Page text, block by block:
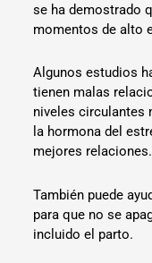
se ha demostrado
momentos de alto
Algunos estudios
tienen malas
niveles
la hormona del
mejores relaciones.
También puede
para que no se
incluido el parto.